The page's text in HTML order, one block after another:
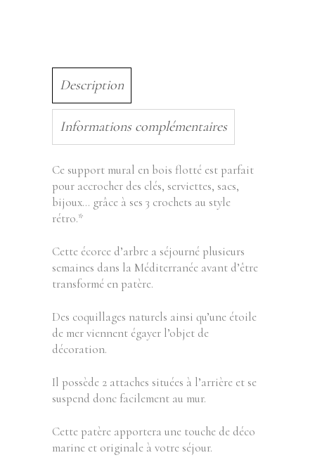
Description
Informations complémentaires
Ce support mural en bois flotté est parfait
pour accrocher des clés, serviettes, sacs,
bijoux… grâce à ses 3 crochets au style
rétro.*
Cette écorce d’arbre a séjourné plusieurs
semaines dans la Méditerranée avant d’être
transformé en patère.
Des coquillages naturels ainsi qu’une étoile
de mer viennent égayer l’objet de
décoration.
Il possède 2 attaches situées à l’arrière et se
suspend donc facilement au mur.
Cette patère apportera une touche de déco
marine et originale à votre séjour.